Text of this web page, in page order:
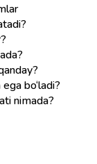
bo‘ladi?
nimada?